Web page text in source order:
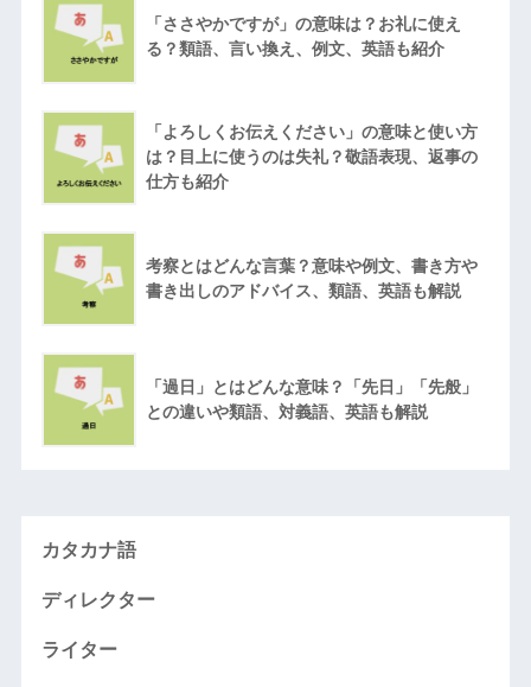
「ささやかですが」の意味は？お礼に使え
る？類語、言い換え、例文、英語も紹介
「よろしくお伝えください」の意味と使い方
は？目上に使うのは失礼？敬語表現、返事の
仕方も紹介
考察とはどんな言葉？意味や例文、書き方や
書き出しのアドバイス、類語、英語も解説
「過日」とはどんな意味？「先日」「先般」
との違いや類語、対義語、英語も解説
カタカナ語
ディレクター
ライター